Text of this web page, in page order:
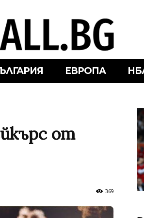
ЕВРОПА
от
369